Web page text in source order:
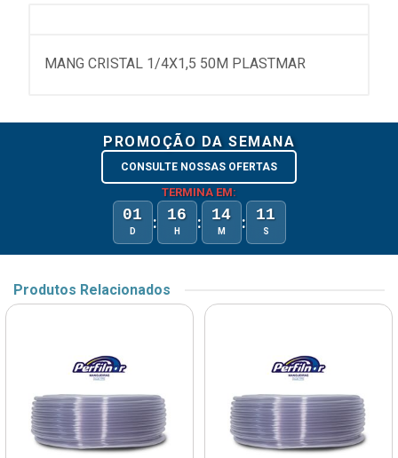
MANG CRISTAL 1/4X1,5 50M PLASTMAR
PROMOÇÃO DA SEMANA
CONSULTE NOSSAS OFERTAS
TERMINA EM:
01
D : 16
H : 14
M : 11
S
Produtos Relacionados